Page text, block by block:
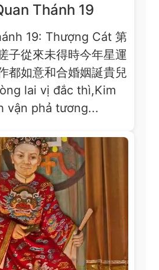
Thánh 19
19: Thượng Cát 第
子從來未得時今年星運
都如意和合婚姻誕貴兒
lai vị đắc thì,Kim
vận phả tương...